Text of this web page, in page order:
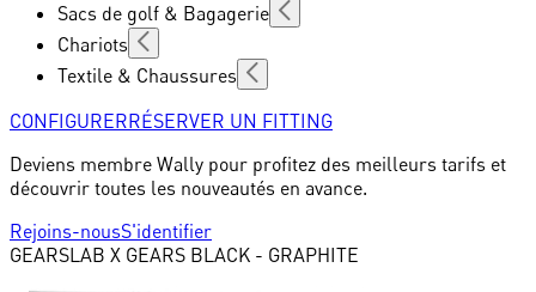
Sacs de golf & Bagagerie
Chariots
Textile & Chaussures
CONFIGURERRÉSERVER UN FITTING
Deviens membre Wally pour profitez des meilleurs tarifs et
découvrir toutes les nouveautés en avance.
Rejoins-nousS'identifier
GEARSLAB X GEARS BLACK - GRAPHITE